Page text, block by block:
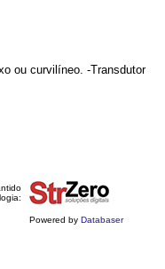
ou curvilíneo. -Transdutor
Powered by Databaser